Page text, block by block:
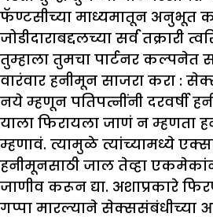
फॅण्टसीच्या माध्यमातून अनुभूत
जोडीदाराबद्दलच्या सर्व तक्रारी
तुम्हाला तुमचा पार्टनर कल्पनेत
वारंवार हनीमून साजरा करा :
नये म्हणून पतिपत्नींनी दरवर्षी
याला फिरायला जाणं न म्हणता
म्हणावं. त्यामुळे त्यांच्यामध्ये
हनीमूनसाठी जाल तेव्हा
जाणीव करून द्या. अशाप्रकारे
गप्पा मारल्याने सेक्ससंबंधीच्या